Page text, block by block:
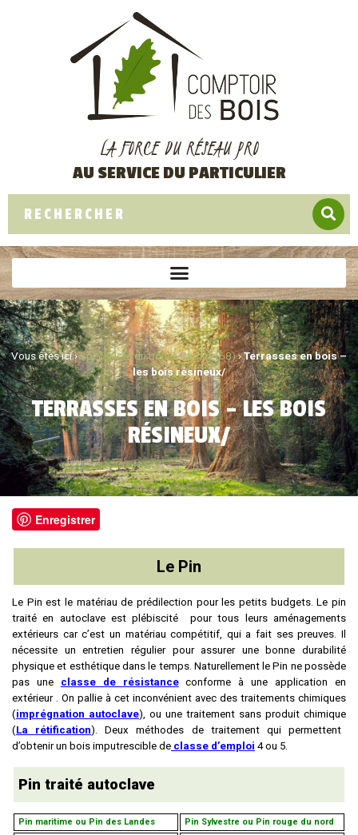
LA FORCE DU RÉSEAU PRO
AU SERVICE DU PARTICULIER
Vous êtes ici ›Spécialiste du bois à Cernay (68)›Terrasses en bois –
les bois résineux/
TERRASSES EN BOIS – LES BOIS
RÉSINEUX/
Enregistrer
Le Pin
Le Pin est le matériau de prédilection pour les petits budgets. Le pin
traité en autoclave est plébiscité pour tous leurs aménagements
extérieurs car c’est un matériau compétitif, qui a fait ses preuves. Il
nécessite un entretien régulier pour assurer une bonne durabilité
physique et esthétique dans le temps. Naturellement le Pin ne possède
pas une classe de résistanceconforme à une application en
extérieur . On pallie à cet inconvénient avec des traitements chimiques
(imprégnation autoclave), ou une traitement sans produit chimique
(La rétification). Deux méthodes de traitement qui permettent
d’obtenir un bois imputrescible de classe d’emploi 4 ou 5.
Pin traité autoclave
Pin maritime ou Pin des Landes
Pin Sylvestre ou Pin rouge du nord